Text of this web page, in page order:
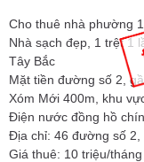
Cho thuê nhà phường
Nhà sạch đẹp, 1 trệt 1
Tây Bắc
Mặt tiền đường số 2,
Xóm Mới 400m, khu
Điện nước đồng hồ
Địa chỉ: 46 đường số
Giá thuê: 10 triệu/tháng